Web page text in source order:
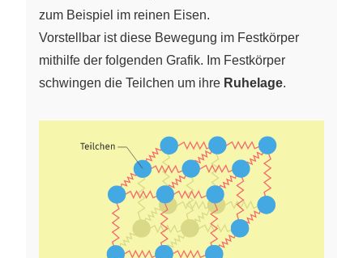
zum Beispiel im reinen Eisen.
Vorstellbar ist diese Bewegung im Festkörper
mithilfe der folgenden Grafik. Im Festkörper
schwingen die Teilchen um ihre Ruhelage.